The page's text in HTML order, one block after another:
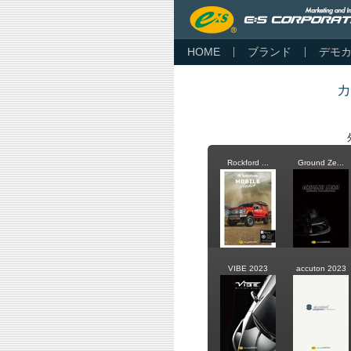
HOME ブランド デモ